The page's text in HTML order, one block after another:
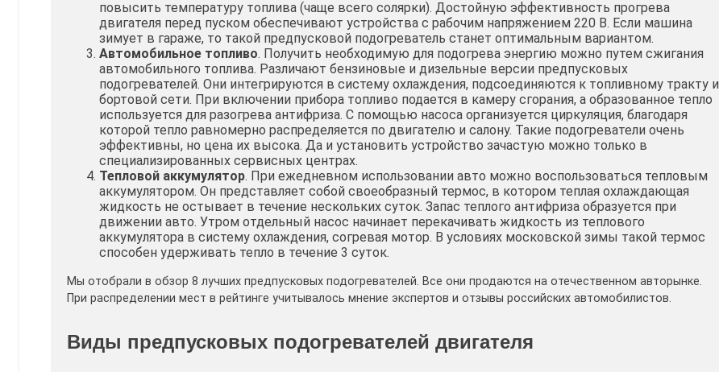
повысить температуру топлива (чаще всего солярки). Достойную эффективность прогрева
двигателя перед пуском обеспечивают устройства с рабочим напряжением 220 В. Если машина
зимует в гараже, то такой предпусковой подогреватель станет оптимальным вариантом.
Автомобильное топливо. Получить необходимую для подогрева энергию можно путем сжигания
автомобильного топлива. Различают бензиновые и дизельные версии предпусковых
подогревателей. Они интегрируются в систему охлаждения, подсоединяются к топливному тракту и
бортовой сети. При включении прибора топливо подается в камеру сгорания, а образованное тепло
используется для разогрева антифриза. С помощью насоса организуется циркуляция, благодаря
которой тепло равномерно распределяется по двигателю и салону. Такие подогреватели очень
эффективны, но цена их высока. Да и установить устройство зачастую можно только в
специализированных сервисных центрах.
Тепловой аккумулятор. При ежедневном использовании авто можно воспользоваться тепловым
аккумулятором. Он представляет собой своеобразный термос, в котором теплая охлаждающая
жидкость не остывает в течение нескольких суток. Запас теплого антифриза образуется при
движении авто. Утром отдельный насос начинает перекачивать жидкость из теплового
аккумулятора в систему охлаждения, согревая мотор. В условиях московской зимы такой термос
способен удерживать тепло в течение 3 суток.
Мы отобрали в обзор 8 лучших предпусковых подогревателей. Все они продаются на отечественном авторынке.
При распределении мест в рейтинге учитывалось мнение экспертов и отзывы российских автомобилистов.
Виды предпусковых подогревателей двигателя